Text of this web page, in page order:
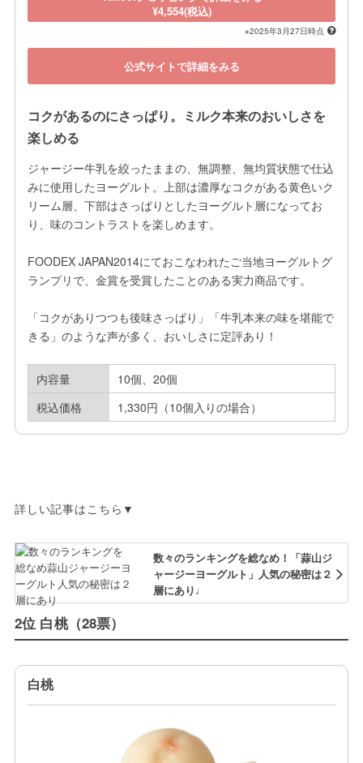
¥4,554(税込)
※2025年3月27日時点
公式サイトで詳細をみる
コクがあるのにさっぱり。ミルク本来のおいしさを
楽しめる
ジャージー牛乳を絞ったままの、無調整、無均質状態で仕込
みに使用したヨーグルト。上部は濃厚なコクがある黄色いク
リーム層、下部はさっぱりとしたヨーグルト層になってお
り、味のコントラストを楽しめます。
FOODEX JAPAN2014にておこなわれたご当地ヨーグルトグ
ランプリで、金賞を受賞したことのある実力商品です。
「コクがありつつも後味さっぱり」「牛乳本来の味を堪能で
きる」のような声が多く、おいしさに定評あり！
内容量
10個、20個
税込価格
1,330円（10個入りの場合）
詳しい記事はこちら▼
数々のランキングを総なめ！「蒜山ジ
ャージーヨーグルト」人気の秘密は２
層にあり♩
2位 白桃（28票）
白桃